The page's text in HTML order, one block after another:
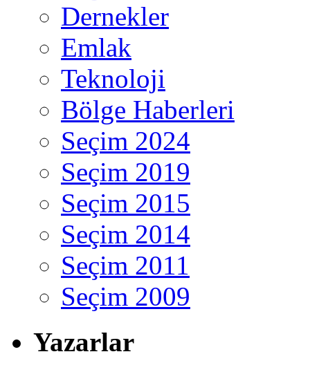
Dernekler
Emlak
Teknoloji
Bölge Haberleri
Seçim 2024
Seçim 2019
Seçim 2015
Seçim 2014
Seçim 2011
Seçim 2009
Yazarlar